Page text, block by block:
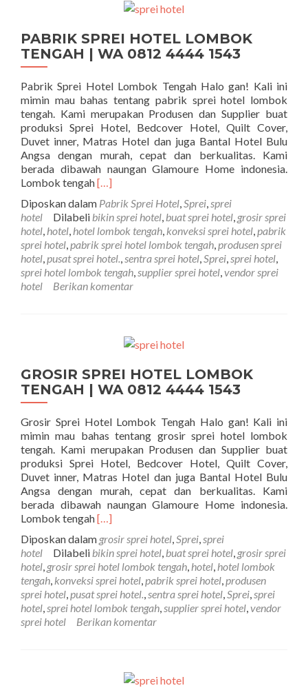
PABRIK SPREI HOTEL LOMBOK
TENGAH | WA 0812 4444 1543
Pabrik Sprei Hotel Lombok Tengah Halo gan! Kali ini
mimin mau bahas tentang pabrik sprei hotel lombok
tengah. Kami merupakan Produsen dan Supplier buat
produksi Sprei Hotel, Bedcover Hotel, Quilt Cover,
Duvet inner, Matras Hotel dan juga Bantal Hotel Bulu
Angsa dengan murah, cepat dan berkualitas. Kami
berada dibawah naungan Glamoure Home indonesia.
Lombok tengahSelengkapnya tentangPABRIK SPREI
[…]
Diposkan dalam Pabrik Sprei Hotel Sprei sprei
hotel
Dilabeli bikin sprei hotel buat sprei hotel grosir sprei
hotel hotel hotel lombok tengah konveksi sprei hotel pabrik
sprei hotel pabrik sprei hotel lombok tengah produsen sprei
hotel pusat sprei hotel. sentra sprei hotel Sprei sprei hotel
sprei hotel lombok tengah supplier sprei hotel vendor sprei
hotel
Berikan komentar
GROSIR SPREI HOTEL LOMBOK
TENGAH | WA 0812 4444 1543
Grosir Sprei Hotel Lombok Tengah Halo gan! Kali ini
mimin mau bahas tentang grosir sprei hotel lombok
tengah. Kami merupakan Produsen dan Supplier buat
produksi Sprei Hotel, Bedcover Hotel, Quilt Cover,
Duvet inner, Matras Hotel dan juga Bantal Hotel Bulu
Angsa dengan murah, cepat dan berkualitas. Kami
berada dibawah naungan Glamoure Home indonesia.
Lombok tengahSelengkapnya tentangGROSIR SPREI
[…]
Diposkan dalam grosir sprei hotel Sprei sprei
hotel
Dilabeli bikin sprei hotel buat sprei hotel grosir sprei
hotel grosir sprei hotel lombok tengah hotel hotel lombok
tengah konveksi sprei hotel pabrik sprei hotel produsen
sprei hotel pusat sprei hotel. sentra sprei hotel Sprei sprei
hotel sprei hotel lombok tengah supplier sprei hotel vendor
sprei hotel
Berikan komentar